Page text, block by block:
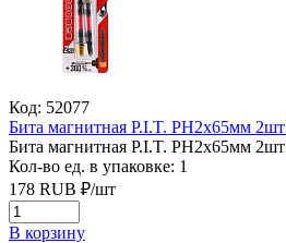
Код: 52077
Бита магнитная P.I.T. PH2x65мм
Бита магнитная P.I.T. PH2x65мм
Кол-во ед. в упаковке: 1
178 RUB ₽/шт
В корзину